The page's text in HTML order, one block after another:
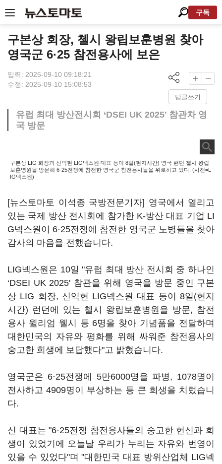
구독
구본상 회장, 첼시 왕립보훈병원 찾아
영국군 6·25 참전용사에 보은
입력: 2025-09-10 09:18:21
수정: 2025-09-10 15:08:53
답글쓰기
유럽 최대 방산전시회 ‘DSEI UK 2025' 참관차 영
국 방문
구본상 LIG 회장과 신익현 LIG넥스원 대표 등이 8일(현지시간) 영국 런던 첼시 왕립
보훈병원을 방문해 6·25전쟁에 참전한 영국군 참전용사들을 위로하고 있다. (사진=L
IG넥스원)
[뉴스토마토 이석종 국방전문기자] 영국에서 열리고
있는 국제 방산 전시회에 참가한 K-방산 대표 기업 LI
G넥스원이 6·25전쟁에 참전한 영국군 노병들을 찾아
감사의 마음을 전했습니다.
LIG넥스원은 10일 "유럽 최대 방산 전시회 중 하나인
‘DSEI UK 2025' 참관을 위해 영국을 방문 중인 구본
상 LIG 회장, 신익현 LIG넥스원 대표 등이 8일(현지
시간) 런던에 있는 첼시 왕립보훈병원을 방문, 참전
용사 윌리엄 웰시 등 6명을 찾아 기념품을 전달하며
대한민국의 자유와 평화를 위해 싸워준 참전용사의
숭고한 희생에 보답했다"고 밝혔습니다.
영국군은 6·25전쟁에 5만6000명을 파병, 1078명이
전사하고 4909명이 부상하는 등 큰 희생을 치렀습니
다.
신 대표는 "6·25전쟁 참전용사들의 숭고한 헌신과 희
생이 있었기에 오늘날 우리가 누리는 자유와 번영이
있을 수 있었다"며 "대한민국 대표 방위산업체 LIG넥